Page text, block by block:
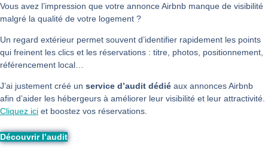
Vous avez l’impression que votre annonce Airbnb manque de visibilité
malgré la qualité de votre logement ?
Un regard extérieur permet souvent d’identifier rapidement les points
qui freinent les clics et les réservations : titre, photos, positionnement,
référencement local…
J’ai justement créé un service d’audit dédié aux annonces Airbnb
afin d’aider les hébergeurs à améliorer leur visibilité et leur attractivité.
Cliquez ici et boostez vos réservations.
Découvrir l’audit